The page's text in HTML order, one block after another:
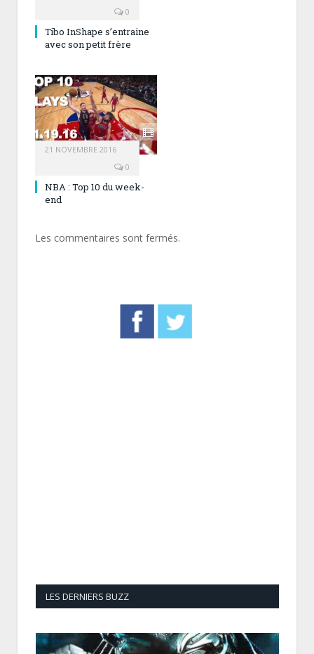
0
Tibo InShape s’entraine
avec son petit frère
21 NOVEMBRE 2016
0
NBA : Top 10 du week-
end
Les commentaires sont fermés.
LES DERNIERS BUZZ